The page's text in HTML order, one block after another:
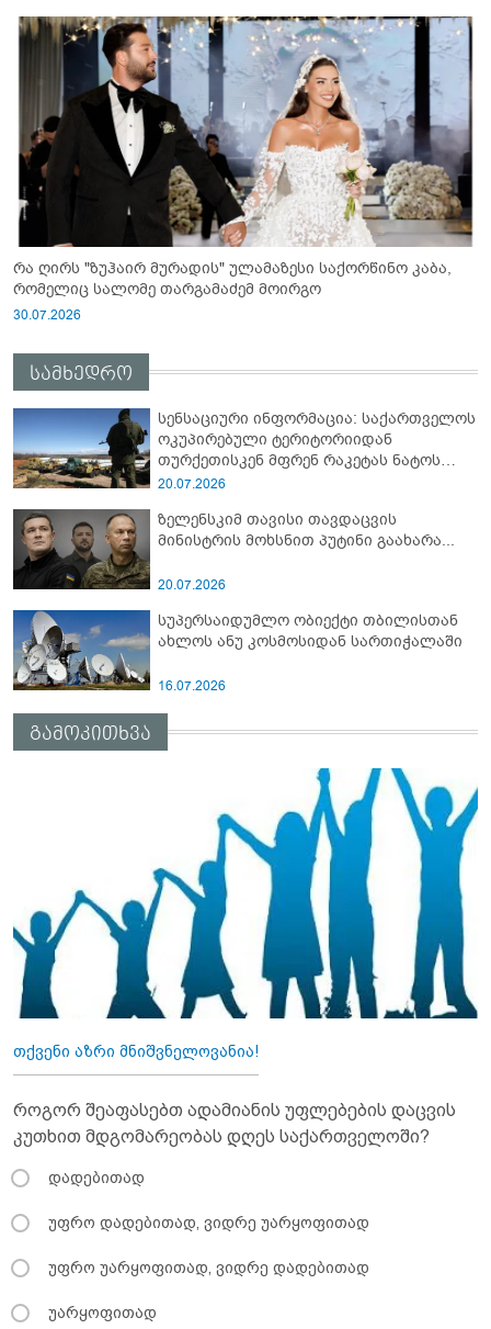
რა ღირს "ზუჰაირ მურადის" ულამაზესი საქორწინო კაბა,
რომელიც სალომე თარგამაძემ მოირგო
30.07.2026
სამხედრო
სენსაციური ინფორმაცია: საქართველოს
ოკუპირებული ტერიტორიიდან
თურქეთისკენ მფრენ რაკეტას ნატოს
სამიტი კინაღამ ჩაუშლია
20.07.2026
ზელენსკიმ თავისი თავდაცვის
მინისტრის მოხსნით პუტინი გაახარა...
20.07.2026
სუპერსაიდუმლო ობიექტი თბილისთან
ახლოს ანუ კოსმოსიდან სართიჭალაში
16.07.2026
გამოკითხვა
თქვენი აზრი მნიშვნელოვანია!
როგორ შეაფასებთ ადამიანის უფლებების დაცვის
კუთხით მდგომარეობას დღეს საქართველოში?
დადებითად
უფრო დადებითად, ვიდრე უარყოფითად
უფრო უარყოფითად, ვიდრე დადებითად
უარყოფითად